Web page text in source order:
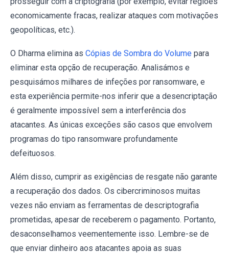
economicamente fracas, realizar ataques com motivações
geopolíticas, etc.).
O Dharma elimina as Cópias de Sombra do Volume para
eliminar esta opção de recuperação. Analisámos e
pesquisámos milhares de infeções por ransomware, e
esta experiência permite-nos inferir que a desencriptação
é geralmente impossível sem a interferência dos
atacantes. As únicas exceções são casos que envolvem
programas do tipo ransomware profundamente
defeituosos.
Além disso, cumprir as exigências de resgate não garante
a recuperação dos dados. Os cibercriminosos muitas
vezes não enviam as ferramentas de descriptografia
prometidas, apesar de receberem o pagamento. Portanto,
desaconselhamos veementemente isso. Lembre-se de
que enviar dinheiro aos atacantes apoia as suas